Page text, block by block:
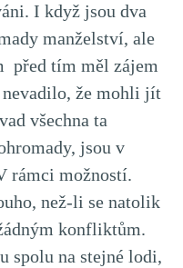
I když jsou dva
manželství, ale
před tím měl zájem
že mohli jít
všechna ta
jsou v
rámci možností.
než-li se natolik
konfliktům.
spolu na stejné lodi,